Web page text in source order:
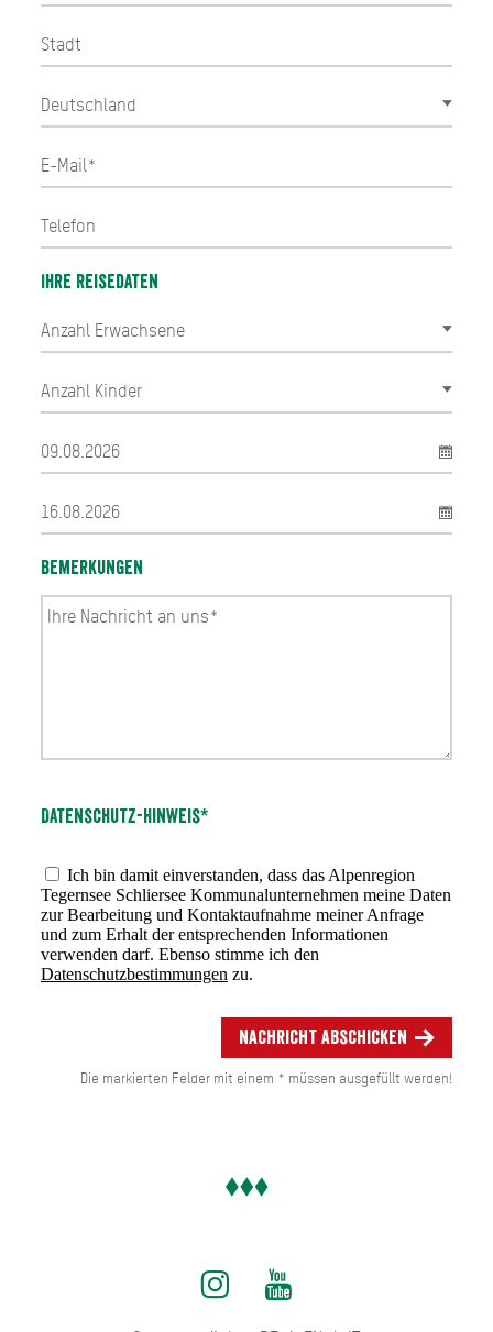
Ihre Reisedaten
Bemerkungen
Datenschutz-Hinweis*
Ich bin damit einverstanden, dass das Alpenregion
Tegernsee Schliersee Kommunalunternehmen meine Daten
zur Bearbeitung und Kontaktaufnahme meiner Anfrage
und zum Erhalt der entsprechenden Informationen
verwenden darf. Ebenso stimme ich den
Datenschutzbestimmungen zu.
Nachricht abschicken
Die markierten Felder mit einem * müssen ausgefüllt werden!